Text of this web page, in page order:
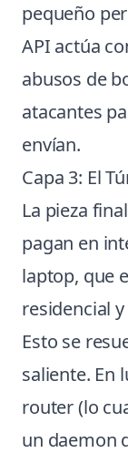
pequeño
API actúa
abusos de
atacantes
envían.
Capa 3: El
La pieza
pagan en
laptop, que
residencial
Esto se
saliente. En
router (lo
un daemon